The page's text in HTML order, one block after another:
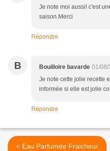
Je note moi aussi! c'est
saison.Merci
Répondre
B Bouilloire bavarde 01/08/
Je note cette jolie recette
informée si elle est jolie
Répondre
< Eau Parfumée Fraicheur